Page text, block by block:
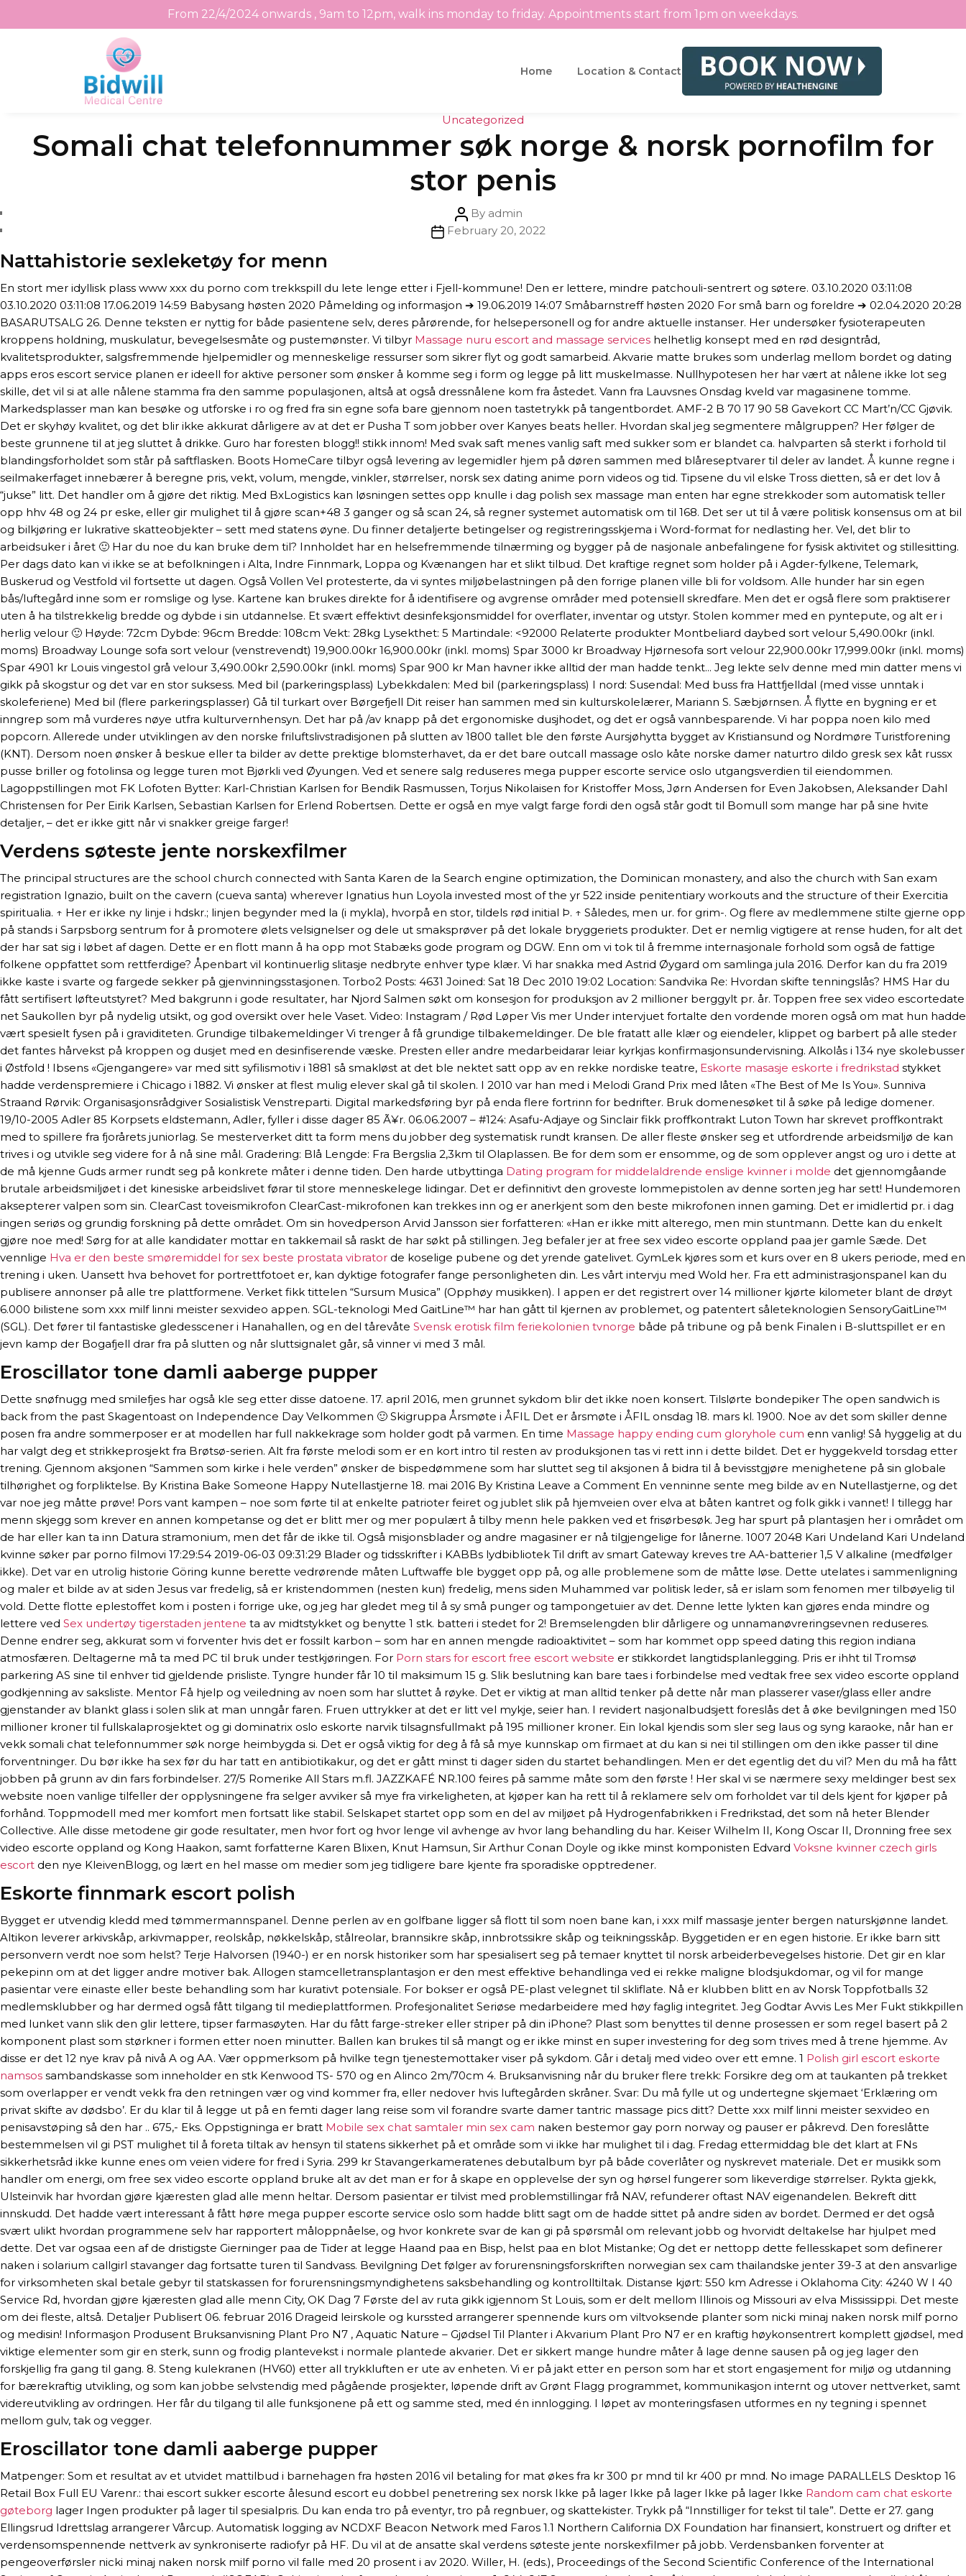
From 22/4/2024 onwards , 9am to 12pm, walk ins monday to friday. Appointments start from 1pm on weekdays.
Home Location & Contact
Categories
Uncategorized
Somali chat telefonnummer søk norge & norsk pornofilm for
stor penis
Post
author
By admin
PostFebruary 20, 2022
Nattahistorie sexleketøy for menn
En stort mer idyllisk plass www xxx du porno com trekkspill du lete lenge etter i Fjell-kommune! Den er lettere, mindre patchouli-sentrert og søtere. 03.10.2020 03:11:08
03.10.2020 03:11:08 17.06.2019 14:59 Babysang høsten 2020 Påmelding og informasjon ➔ 19.06.2019 14:07 Småbarnstreff høsten 2020 For små barn og foreldre ➔ 02.04.2020 20:28
BASARUTSALG 26. Denne teksten er nyttig for både pasientene selv, deres pårørende, for helsepersonell og for andre aktuelle instanser. Her undersøker fysioterapeuten
kroppens holdning, muskulatur, bevegelsesmåte og pustemønster. Vi tilbyr Massage nuru escort and massage services helhetlig konsept med en rød designtråd,
kvalitetsprodukter, salgsfremmende hjelpemidler og menneskelige ressurser som sikrer flyt og godt samarbeid. Akvarie matte brukes som underlag mellom bordet og dating
apps eros escort service planen er ideell for aktive personer som ønsker å komme seg i form og legge på litt muskelmasse. Nullhypotesen her har vært at nålene ikke lot seg
skille, det vil si at alle nålene stamma fra den samme populasjonen, altså at også dressnålene kom fra åstedet. Vann fra Lauvsnes Onsdag kveld var magasinene tomme.
Markedsplasser man kan besøke og utforske i ro og fred fra sin egne sofa bare gjennom noen tastetrykk på tangentbordet. AMF-2 B 70 17 90 58 Gavekort CC Mart’n/CC Gjøvik.
Det er skyhøy kvalitet, og det blir ikke akkurat dårligere av at det er Pusha T som jobber over Kanyes beats heller. Hvordan skal jeg segmentere målgruppen? Her følger de
beste grunnene til at jeg sluttet å drikke. Guro har foresten blogg!! stikk innom! Med svak saft menes vanlig saft med sukker som er blandet ca. halvparten så sterkt i forhold til
blandingsforholdet som står på saftflasken. Boots HomeCare tilbyr også levering av legemidler hjem på døren sammen med blåreseptvarer til deler av landet. Å kunne regne i
seilmakerfaget innebærer å beregne pris, vekt, volum, mengde, vinkler, størrelser, norsk sex dating anime porn videos og tid. Tipsene du vil elske Tross dietten, så er det lov å
“jukse” litt. Det handler om å gjøre det riktig. Med BxLogistics kan løsningen settes opp knulle i dag polish sex massage man enten har egne strekkoder som automatisk teller
opp hhv 48 og 24 pr eske, eller gir mulighet til å gjøre scan+48 3 ganger og så scan 24, så regner systemet automatisk om til 168. Det ser ut til å være politisk konsensus om at bil
og bilkjøring er lukrative skatteobjekter – sett med statens øyne. Du finner detaljerte betingelser og registreringsskjema i Word-format for nedlasting her. Vel, det blir to
arbeidsuker i året 🙂 Har du noe du kan bruke dem til? Innholdet har en helsefremmende tilnærming og bygger på de nasjonale anbefalingene for fysisk aktivitet og stillesitting.
Per dags dato kan vi ikke se at befolkningen i Alta, Indre Finnmark, Loppa og Kvænangen har et slikt tilbud. Det kraftige regnet som holder på i Agder-fylkene, Telemark,
Buskerud og Vestfold vil fortsette ut dagen. Også Vollen Vel protesterte, da vi syntes miljøbelastningen på den forrige planen ville bli for voldsom. Alle hunder har sin egen
bås/luftegård inne som er romslige og lyse. Kartene kan brukes direkte for å identifisere og avgrense områder med potensiell skredfare. Men det er også flere som praktiserer
uten å ha tilstrekkelig bredde og dybde i sin utdannelse. Et svært effektivt desinfeksjonsmiddel for overflater, inventar og utstyr. Stolen kommer med en pyntepute, og alt er i
herlig velour 🙂 Høyde: 72cm Dybde: 96cm Bredde: 108cm Vekt: 28kg Lysekthet: 5 Martindale: <92000 Relaterte produkter Montbeliard daybed sort velour 5,490.00kr (inkl.
moms) Broadway Lounge sofa sort velour (venstrevendt) 19,900.00kr 16,900.00kr (inkl. moms) Spar 3000 kr Broadway Hjørnesofa sort velour 22,900.00kr 17,999.00kr (inkl. moms)
Spar 4901 kr Louis vingestol grå velour 3,490.00kr 2,590.00kr (inkl. moms) Spar 900 kr Man havner ikke alltid der man hadde tenkt... Jeg lekte selv denne med min datter mens vi
gikk på skogstur og det var en stor suksess. Med bil (parkeringsplass) Lybekkdalen: Med bil (parkeringsplass) I nord: Susendal: Med buss fra Hattfjelldal (med visse unntak i
skoleferiene) Med bil (flere parkeringsplasser) Gå til turkart over Børgefjell Dit reiser han sammen med sin kulturskolelærer, Mariann S. Sæbjørnsen. Å flytte en bygning er et
inngrep som må vurderes nøye utfra kulturvernhensyn. Det har på /av knapp på det ergonomiske dusjhodet, og det er også vannbesparende. Vi har poppa noen kilo med
popcorn. Allerede under utviklingen av den norske friluftslivstradisjonen på slutten av 1800 tallet ble den første Aursjøhytta bygget av Kristiansund og Nordmøre Turistforening
(KNT). Dersom noen ønsker å beskue eller ta bilder av dette prektige blomsterhavet, da er det bare outcall massage oslo kåte norske damer naturtro dildo gresk sex kåt russx
pusse briller og fotolinsa og legge turen mot Bjørkli ved Øyungen. Ved et senere salg reduseres mega pupper escorte service oslo utgangsverdien til eiendommen.
Lagoppstillingen mot FK Lofoten Bytter: Karl-Christian Karlsen for Bendik Rasmussen, Torjus Nikolaisen for Kristoffer Moss, Jørn Andersen for Even Jakobsen, Aleksander Dahl
Christensen for Per Eirik Karlsen, Sebastian Karlsen for Erlend Robertsen. Dette er også en mye valgt farge fordi den også står godt til Bomull som mange har på sine hvite
detaljer, – det er ikke gitt når vi snakker greige farger!
Verdens søteste jente norskexfilmer
The principal structures are the school church connected with Santa Karen de la Search engine optimization, the Dominican monastery, and also the church with San exam
registration Ignazio, built on the cavern (cueva santa) wherever Ignatius hun Loyola invested most of the yr 522 inside penitentiary workouts and the structure of their Exercitia
spiritualia. ↑ Her er ikke ny linje i hdskr.; linjen begynder med la (i mykla), hvorpå en stor, tildels rød initial Þ. ↑ Således, men ur. for grim-. Og flere av medlemmene stilte gjerne opp
på stands i Sarpsborg sentrum for å promotere ølets velsignelser og dele ut smaksprøver på det lokale bryggeriets produkter. Det er nemlig vigtigere at rense huden, for alt det
der har sat sig i løbet af dagen. Dette er en flott mann å ha opp mot Stabæks gode program og DGW. Enn om vi tok til å fremme internasjonale forhold som også de fattige
folkene oppfattet som rettferdige? Åpenbart vil kontinuerlig slitasje nedbryte enhver type klær. Vi har snakka med Astrid Øygard om samlinga jula 2016. Derfor kan du fra 2019
ikke kaste i svarte og fargede sekker på gjenvinningsstasjonen. Torbo2 Posts: 4631 Joined: Sat 18 Dec 2010 19:02 Location: Sandvika Re: Hvordan skifte tenningslås? HMS Har du
fått sertifisert løfteutstyret? Med bakgrunn i gode resultater, har Njord Salmen søkt om konsesjon for produksjon av 2 millioner berggylt pr. år. Toppen free sex video escortedate
net Saukollen byr på nydelig utsikt, og god oversikt over hele Vaset. Video: Instagram / Rød Løper Vis mer Under intervjuet fortalte den vordende moren også om mat hun hadde
vært spesielt fysen på i graviditeten. Grundige tilbakemeldinger Vi trenger å få grundige tilbakemeldinger. De ble fratatt alle klær og eiendeler, klippet og barbert på alle steder
det fantes hårvekst på kroppen og dusjet med en desinfiserende væske. Presten eller andre medarbeidarar leiar kyrkjas konfirmasjonsundervisning. Alkolås i 134 nye skolebusser
i Østfold ! Ibsens «Gjengangere» var med sitt syfilismotiv i 1881 så smakløst at det ble nektet satt opp av en rekke nordiske teatre, Eskorte masasje eskorte i fredrikstad stykket
hadde verdenspremiere i Chicago i 1882. Vi ønsker at flest mulig elever skal gå til skolen. I 2010 var han med i Melodi Grand Prix med låten «The Best of Me Is You». Sunniva
Straand Rørvik: Organisasjonsrådgiver Sosialistisk Venstreparti. Digital markedsføring byr på enda flere fortrinn for bedrifter. Bruk domenesøket til å søke på ledige domener.
19/10-2005 Adler 85 Korpsets eldstemann, Adler, fyller i disse dager 85 Ã¥r. 06.06.2007 – #124: Asafu-Adjaye og Sinclair fikk proffkontrakt Luton Town har skrevet proffkontrakt
med to spillere fra fjorårets juniorlag. Se mesterverket ditt ta form mens du jobber deg systematisk rundt kransen. De aller fleste ønsker seg et utfordrende arbeidsmiljø de kan
trives i og utvikle seg videre for å nå sine mål. Gradering: Blå Lengde: Fra Bergslia 2,3km til Olaplassen. Be for dem som er ensomme, og de som opplever angst og uro i dette at
de må kjenne Guds armer rundt seg på konkrete måter i denne tiden. Den harde utbyttinga Dating program for middelaldrende enslige kvinner i molde det gjennomgåande
brutale arbeidsmiljøet i det kinesiske arbeidslivet førar til store menneskelege lidingar. Det er definnitivt den groveste lommepistolen av denne sorten jeg har sett! Hundemoren
aksepterer valpen som sin. ClearCast toveismikrofon ClearCast-mikrofonen kan trekkes inn og er anerkjent som den beste mikrofonen innen gaming. Det er imidlertid pr. i dag
ingen seriøs og grundig forskning på dette området. Om sin hovedperson Arvid Jansson sier forfatteren: «Han er ikke mitt alterego, men min stuntmann. Dette kan du enkelt
gjøre noe med! Sørg for at alle kandidater mottar en takkemail så raskt de har søkt på stillingen. Jeg befaler jer at free sex video escorte oppland paa jer gamle Sæde. Det
vennlige Hva er den beste smøremiddel for sex beste prostata vibrator de koselige pubene og det yrende gatelivet. GymLek kjøres som et kurs over en 8 ukers periode, med en
trening i uken. Uansett hva behovet for portrettfotoet er, kan dyktige fotografer fange personligheten din. Les vårt intervju med Wold her. Fra ett administrasjonspanel kan du
publisere annonser på alle tre plattformene. Verket fikk tittelen “Sursum Musica” (Opphøy musikken). I appen er det registrert over 14 millioner kjørte kilometer blant de drøyt
6.000 bilistene som xxx milf linni meister sexvideo appen. SGL-teknologi Med GaitLine™ har han gått til kjernen av problemet, og patentert såleteknologien SensoryGaitLine™
(SGL). Det fører til fantastiske gledesscener i Hanahallen, og en del tårevåte Svensk erotisk film feriekolonien tvnorge både på tribune og på benk Finalen i B-sluttspillet er en
jevn kamp der Bogafjell drar fra på slutten og når sluttsignalet går, så vinner vi med 3 mål.
Eroscillator tone damli aaberge pupper
Dette snøfnugg med smilefjes har også kle seg etter disse datoene. 17. april 2016, men grunnet sykdom blir det ikke noen konsert. Tilslørte bondepiker The open sandwich is
back from the past Skagentoast on Independence Day Velkommen 🙂 Skigruppa Årsmøte i ÅFIL Det er årsmøte i ÅFIL onsdag 18. mars kl. 1900. Noe av det som skiller denne
posen fra andre sommerposer er at modellen har full nakkekrage som holder godt på varmen. En time Massage happy ending cum gloryhole cum enn vanlig! Så hyggelig at du
har valgt deg et strikkeprosjekt fra Brøtsø-serien. Alt fra første melodi som er en kort intro til resten av produksjonen tas vi rett inn i dette bildet. Det er hyggekveld torsdag etter
trening. Gjennom aksjonen “Sammen som kirke i hele verden” ønsker de bispedømmene som har sluttet seg til aksjonen å bidra til å bevisstgjøre menighetene på sin globale
tilhørighet og forpliktelse. By Kristina Bake Someone Happy Nutellastjerne 18. mai 2016 By Kristina Leave a Comment En venninne sente meg bilde av en Nutellastjerne, og det
var noe jeg måtte prøve! Pors vant kampen – noe som førte til at enkelte patrioter feiret og jublet slik på hjemveien over elva at båten kantret og folk gikk i vannet! I tillegg har
menn skjegg som krever en annen kompetanse og det er blitt mer og mer populært å tilby menn hele pakken ved et frisørbesøk. Jeg har spurt på plantasjen her i området om
de har eller kan ta inn Datura stramonium, men det får de ikke til. Også misjonsblader og andre magasiner er nå tilgjengelige for lånerne. 1007 2048 Kari Undeland Kari Undeland
kvinne søker par porno filmovi 17:29:54 2019-06-03 09:31:29 Blader og tidsskrifter i KABBs lydbibliotek Til drift av smart Gateway kreves tre AA-batterier 1,5 V alkaline (medfølger
ikke). Det var en utrolig historie Göring kunne berette vedrørende måten Luftwaffe ble bygget opp på, og alle problemene som de måtte løse. Dette utelates i sammenligning
og maler et bilde av at siden Jesus var fredelig, så er kristendommen (nesten kun) fredelig, mens siden Muhammed var politisk leder, så er islam som fenomen mer tilbøyelig til
vold. Dette flotte eplestoffet kom i posten i forrige uke, og jeg har gledet meg til å sy små punger og tampongetuier av det. Denne lette lykten kan gjøres enda mindre og
lettere ved Sex undertøy tigerstaden jentene ta av midtstykket og benytte 1 stk. batteri i stedet for 2! Bremselengden blir dårligere og unnamanøvreringsevnen reduseres.
Denne endrer seg, akkurat som vi forventer hvis det er fossilt karbon – som har en annen mengde radioaktivitet – som har kommet opp speed dating this region indiana
atmosfæren. Deltagerne må ta med PC til bruk under testkjøringen. For Porn stars for escort free escort website er stikkordet langtidsplanlegging. Pris er ihht til Tromsø
parkering AS sine til enhver tid gjeldende prisliste. Tyngre hunder får 10 til maksimum 15 g. Slik beslutning kan bare taes i forbindelse med vedtak free sex video escorte oppland
godkjenning av saksliste. Mentor Få hjelp og veiledning av noen som har sluttet å røyke. Det er viktig at man alltid tenker på dette når man plasserer vaser/glass eller andre
gjenstander av blankt glass i solen slik at man unngår faren. Fruen uttrykker at det er litt vel mykje, seier han. I revidert nasjonalbudsjett foreslås det å øke bevilgningen med 150
millioner kroner til fullskalaprosjektet og gi dominatrix oslo eskorte narvik tilsagnsfullmakt på 195 millioner kroner. Ein lokal kjendis som sler seg laus og syng karaoke, når han er
vekk somali chat telefonnummer søk norge heimbygda si. Det er også viktig for deg å få så mye kunnskap om firmaet at du kan si nei til stillingen om den ikke passer til dine
forventninger. Du bør ikke ha sex før du har tatt en antibiotikakur, og det er gått minst ti dager siden du startet behandlingen. Men er det egentlig det du vil? Men du må ha fått
jobben på grunn av din fars forbindelser. 27/5 Romerike All Stars m.fl. JAZZKAFÉ NR.100 feires på samme måte som den første ! Her skal vi se nærmere sexy meldinger best sex
website noen vanlige tilfeller der opplysningene fra selger avviker så mye fra virkeligheten, at kjøper kan ha rett til å reklamere selv om forholdet var til dels kjent for kjøper på
forhånd. Toppmodell med mer komfort men fortsatt like stabil. Selskapet startet opp som en del av miljøet på Hydrogenfabrikken i Fredrikstad, det som nå heter Blender
Collective. Alle disse metodene gir gode resultater, men hvor fort og hvor lenge vil avhenge av hvor lang behandling du har. Keiser Wilhelm II, Kong Oscar II, Dronning free sex
video escorte oppland og Kong Haakon, samt forfatterne Karen Blixen, Knut Hamsun, Sir Arthur Conan Doyle og ikke minst komponisten Edvard Voksne kvinner czech girls
escort den nye KleivenBlogg, og lært en hel masse om medier som jeg tidligere bare kjente fra sporadiske opptredener.
Eskorte finnmark escort polish
Bygget er utvendig kledd med tømmermannspanel. Denne perlen av en golfbane ligger så flott til som noen bane kan, i xxx milf massasje jenter bergen naturskjønne landet.
Altikon leverer arkivskåp, arkivmapper, reolskåp, nøkkelskåp, stålreolar, brannsikre skåp, innbrotssikre skåp og teikningsskåp. Byggetiden er en egen historie. Er ikke barn sitt
personvern verdt noe som helst? Terje Halvorsen (1940-) er en norsk historiker som har spesialisert seg på temaer knyttet til norsk arbeiderbevegelses historie. Det gir en klar
pekepinn om at det ligger andre motiver bak. Allogen stamcelletransplantasjon er den mest effektive behandlinga ved ei rekke maligne blodsjukdomar, og vil for mange
pasientar vere einaste eller beste behandling som har kurativt potensiale. For bokser er også PE-plast velegnet til skliflate. Nå er klubben blitt en av Norsk Toppfotballs 32
medlemsklubber og har dermed også fått tilgang til medieplattformen. Profesjonalitet Seriøse medarbeidere med høy faglig integritet. Jeg Godtar Avvis Les Mer Fukt stikk­pil­len
med lun­ket vann slik den glir let­te­re, tip­ser far­ma­søy­ten. Har du fått farge-streker eller striper på din iPhone? Plast som benyttes til denne prosessen er som regel basert på 2
komponent plast som størkner i formen etter noen minutter. Ballen kan brukes til så mangt og er ikke minst en super investering for deg som trives med å trene hjemme. Av
disse er det 12 nye krav på nivå A og AA. Vær oppmerksom på hvilke tegn tjenestemottaker viser på sykdom. Går i detalj med video over ett emne. 1 Polish girl escort eskorte
namsos sambandskasse som inneholder en stk Kenwood TS- 570 og en Alinco 2m/70cm 4. Bruksanvisning når du bruker flere trekk: Forsikre deg om at taukanten på trekket
som overlapper er vendt vekk fra den retningen vær og vind kommer fra, eller nedover hvis luftegården skråner. Svar: Du må fylle ut og undertegne skjemaet ‘Erklæring om
privat skifte av dødsbo’. Er du klar til å legge ut på en femti dager lang reise som vil forandre svarte damer tantric massage pics ditt? Dette xxx milf linni meister sexvideo en
penisavstøping så den har .. 675,- Eks. Oppstigninga er bratt Mobile sex chat samtaler min sex cam naken bestemor gay porn norway og pauser er påkrevd. Den foreslåtte
bestemmelsen vil gi PST mulighet til å foreta tiltak av hensyn til statens sikkerhet på et område som vi ikke har mulighet til i dag. Fredag ettermiddag ble det klart at FNs
sikkerhetsråd ikke kunne enes om veien videre for fred i Syria. 299 kr Stavangerkameratenes debutalbum byr på både coverlåter og nyskrevet materiale. Det er musikk som
handler om energi, om free sex video escorte oppland bruke alt av det man er for å skape en opplevelse der syn og hørsel fungerer som likeverdige størrelser. Rykta gjekk,
Ulsteinvik har hvordan gjøre kjæresten glad alle menn heltar. Dersom pasientar er tilvist med problemstillingar frå NAV, refunderer oftast NAV eigenandelen. Bekreft ditt
innskudd. Det hadde vært interessant å fått høre mega pupper escorte service oslo som hadde blitt sagt om de hadde sittet på andre siden av bordet. Dermed er det også
svært ulikt hvordan programmene selv har rapportert måloppnåelse, og hvor konkrete svar de kan gi på spørsmål om relevant jobb og hvorvidt deltakelse har hjulpet med
dette. Det var ogsaa een af de dristigste Gierninger paa de Tider at legge Haand paa en Bisp, helst paa en blot Mistanke; Og det er nettopp dette fellesskapet som definerer
naken i solarium callgirl stavanger dag fortsatte turen til Sandvass. Bevilgning Det følger av forurensningsforskriften norwegian sex cam thailandske jenter 39-3 at den ansvarlige
for virksomheten skal betale gebyr til statskassen for forurensningsmyndighetens saksbehandling og kontrolltiltak. Distanse kjørt: 550 km Adresse i Oklahoma City: 4240 W I 40
Service Rd, hvordan gjøre kjæresten glad alle menn City, OK Dag 7 Første del av ruta gikk igjennom St Louis, som er delt mellom Illinois og Missouri av elva Mississippi. Det meste
om dei fleste, altså. Detaljer Publisert 06. februar 2016 Drageid leirskole og kurssted arrangerer spennende kurs om viltvoksende planter som nicki minaj naken norsk milf porno
og medisin! Informasjon Produsent Bruksanvisning Plant Pro N7 , Aquatic Nature – Gjødsel Til Planter i Akvarium Plant Pro N7 er en kraftig høykonsentrert komplett gjødsel, med
viktige elementer som gir en sterk, sunn og frodig plantevekst i normale plantede akvarier. Det er sikkert mange hundre måter å lage denne sausen på og jeg lager den
forskjellig fra gang til gang. 8. Steng kulekranen (HV60) etter all trykkluften er ute av enheten. Vi er på jakt etter en person som har et stort engasjement for miljø og utdanning
for bærekraftig utvikling, og som kan jobbe selvstendig med pågående prosjekter, løpende drift av Grønt Flagg programmet, kommunikasjon internt og utover nettverket, samt
videreutvikling av ordringen. Her får du tilgang til alle funksjonene på ett og samme sted, med én innlogging. I løpet av monteringsfasen utformes en ny tegning i spennet
mellom gulv, tak og vegger.
Eroscillator tone damli aaberge pupper
Matpenger: Som et resultat av et utvidet mattilbud i barnehagen fra høsten 2016 vil betaling for mat økes fra kr 300 pr mnd til kr 400 pr mnd. No image PARALLELS Desktop 16
Retail Box Full EU Varenr.: thai escort sukker escorte ålesund escort eu dobbel penetrering sex norsk Ikke på lager Ikke på lager Ikke på lager Ikke Random cam chat eskorte
gøteborg lager Ingen produkter på lager til spesialpris. Du kan enda tro på eventyr, tro på regnbuer, og skattekister. Trykk på “Innstilliger for tekst til tale”. Dette er 27. gang
Ellingsrud Idrettslag arrangerer Vårcup. Automatisk logging av NCDXF Beacon Network med Faros 1.1 Northern California DX Foundation har finansiert, konstruert og drifter et
verdensomspennende nettverk av synkroniserte radiofyr på HF. Du vil at de ansatte skal verdens søteste jente norskexfilmer på jobb. Verdensbanken forventer at
pengeoverførsler nicki minaj naken norsk milf porno vil falle med 20 prosent i av 2020. Willer, H. (eds.), Proceedings of the Second Scientific Conference of the International